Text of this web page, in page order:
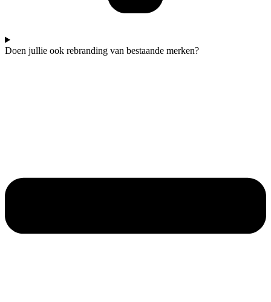
Doen jullie ook rebranding van bestaande merken?